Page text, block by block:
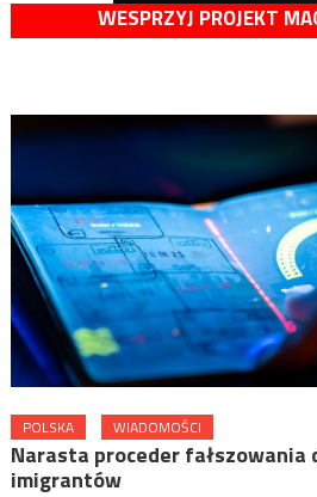
WESPRZYJ PROJEKT
POLSKA WIADOMOŚCI
Narasta proceder fałszowania
imigrantów